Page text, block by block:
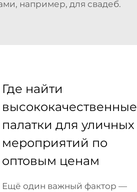
например, для свадеб.
Где найти
высококачественные
палатки для уличных
мероприятий по
оптовым ценам
Ещё один важный фактор —